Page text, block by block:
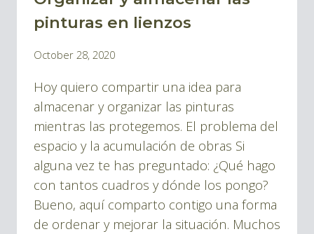
IDEAS
HERRAMIENTAS
pinturas en lienzos
By
Montes
October 28, 2020
Hoy quiero compartir una idea para
almacenar y organizar las pinturas
mientras las protegemos. El problema del
espacio y la acumulación de obras Si
alguna vez te has preguntado: ¿Qué hago
con tantos cuadros y dónde los pongo?
Bueno, aquí comparto contigo una forma
de ordenar y mejorar la situación. Muchos